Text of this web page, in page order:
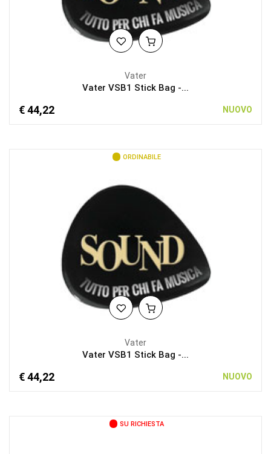
Vater
Vater VSB1 Stick Bag -...
€ 44,22 NUOVO
ORDINABILE
Vater
Vater VSB1 Stick Bag -...
€ 44,22 NUOVO
SU RICHIESTA